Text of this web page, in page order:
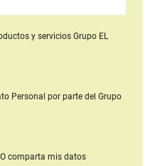
y serviciosGrupo EL
Personal por parte del Grupo
comparta mis datos